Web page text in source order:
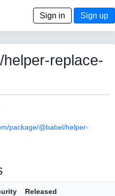
Sign in Sign up
replace-
package/@babel/helper-
Released